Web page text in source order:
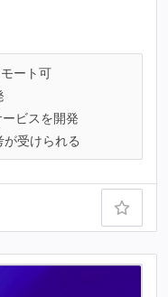
ート可
ービスを開発
受けられる